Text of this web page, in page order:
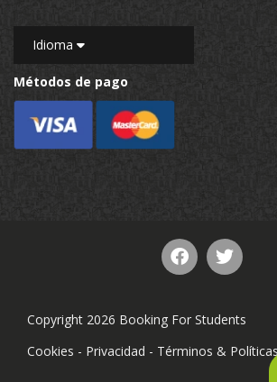
Idioma
Métodos de pago
Copyright 2026 Booking For Students
Cookies - Privacidad - Términos &